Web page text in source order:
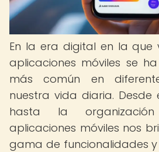
En la era digital en la que
aplicaciones móviles se
más común en
nuestra vida diaria. Desde
hasta la
aplicaciones móviles nos
gama de funcionalidades